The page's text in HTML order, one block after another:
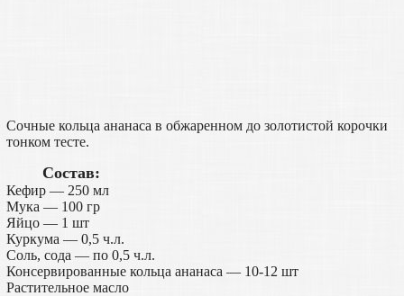
Сочные кольца ананаса в обжаренном до золотистой корочки
тонком тесте.
Состав:
Кефир — 250 мл
Мука — 100 гр
Яйцо — 1 шт
Куркума — 0,5 ч.л.
Соль, сода — по 0,5 ч.л.
Консервированные кольца ананаса — 10-12 шт
Растительное масло